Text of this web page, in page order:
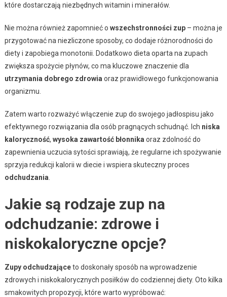
które dostarczają niezbędnych witamin i minerałów.
Nie można również zapomnieć o wszechstronności zup– można je
przygotować na niezliczone sposoby, co dodaje różnorodności do
diety i zapobiega monotonii. Dodatkowo dieta oparta na zupach
zwiększa spożycie płynów, co ma kluczowe znaczenie dla
utrzymania dobrego zdrowia oraz prawidłowego funkcjonowania
organizmu.
Zatem warto rozważyć włączenie zup do swojego jadłospisu jako
efektywnego rozwiązania dla osób pragnących schudnąć. Ich niska
kaloryczność, wysoka zawartość błonnika oraz zdolność do
zapewnienia uczucia sytości sprawiają, że regularne ich spożywanie
sprzyja redukcji kalorii w diecie i wspiera skuteczny proces
odchudzania
Jakie są rodzaje zup na
odchudzanie: zdrowe i
niskokaloryczne opcje?
Zupy odchudzająceto doskonały sposób na wprowadzenie
zdrowych i niskokalorycznych posiłków do codziennej diety. Oto kilka
smakowitych propozycji, które warto wypróbować: